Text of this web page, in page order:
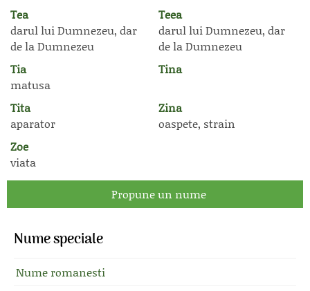
Tea
darul lui Dumnezeu, dar
de la Dumnezeu
Teea
darul lui Dumnezeu, dar
de la Dumnezeu
Tia
matusa
Tina
Tita
aparator
Zina
oaspete, strain
Zoe
viata
Propune un nume
Nume speciale
Nume romanesti